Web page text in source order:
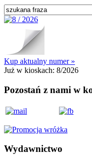
Kup aktualny numer »
Już w kioskach: 8/2026
Pozostań z nami w
Wydawnictwo